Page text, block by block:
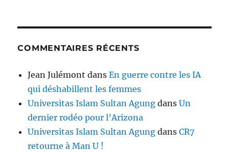
COMMENTAIRES RÉCENTS
Jean Julémont dansEn guerre contre les IA
qui déshabillent les femmes
Universitas Islam Sultan Agung dansUn
dernier rodéo pour l’Arizona
Universitas Islam Sultan Agung dansCR7
retourne à Man U !